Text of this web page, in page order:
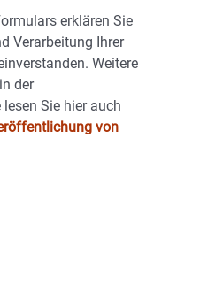
erklären Sie
Verarbeitung Ihrer
Weitere
der
lesen Sie hier auch
von